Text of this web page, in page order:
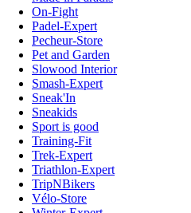
On-Fight
Padel-Expert
Pecheur-Store
Pet and Garden
Slowood Interior
Smash-Expert
Sneak'In
Sneakids
Sport is good
Training-Fit
Trek-Expert
Triathlon-Expert
TripNBikers
Vélo-Store